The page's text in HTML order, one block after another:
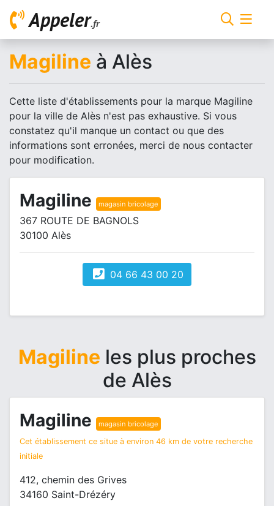
Appeler.fr
Magiline à Alès
Cette liste d'établissements pour la marque Magiline
pour la ville de Alès n'est pas exhaustive. Si vous
constatez qu'il manque un contact ou que des
informations sont erronées, merci de nous contacter
pour modification.
Magiline magasin bricolage
367 ROUTE DE BAGNOLS
30100 Alès
04 66 43 00 20
Magiline les plus proches
de Alès
Magiline magasin bricolage
Cet établissement ce situe à environ 46 km de votre recherche
initiale
412, chemin des Grives
34160 Saint-Drézéry